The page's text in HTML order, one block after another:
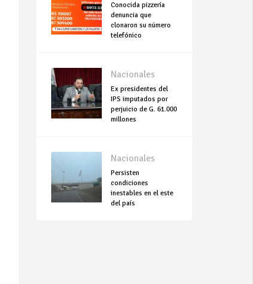
Conocida pizzería
denuncia que
clonaron su número
telefónico
Nacionales
Ex presidentes del
IPS imputados por
perjuicio de G. 61.000
millones
Nacionales
Persisten
condiciones
inestables en el este
del país